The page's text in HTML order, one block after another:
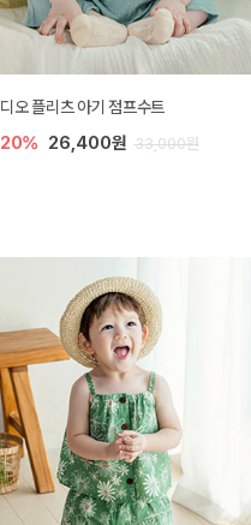
디오 플리츠 아기 점프수트
20% 26,400원 33,000원